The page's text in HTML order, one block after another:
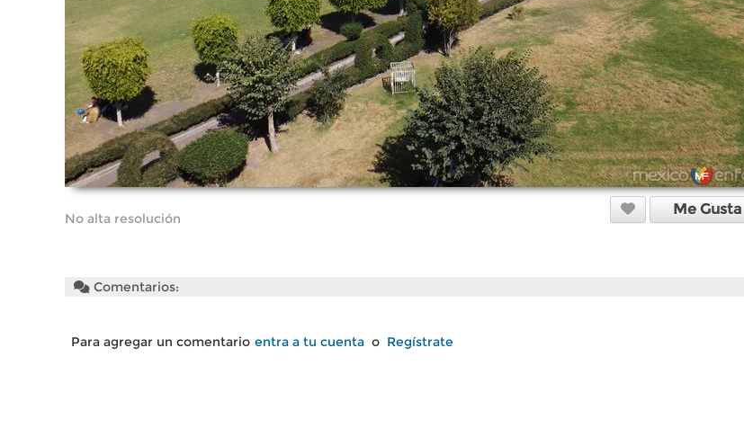
No alta resolución
Me Gusta
Comentarios:
Para agregar un comentario entra a tu cuenta o Regístrate